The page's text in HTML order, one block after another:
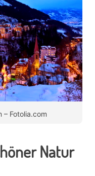
– Fotolia.com
Natur